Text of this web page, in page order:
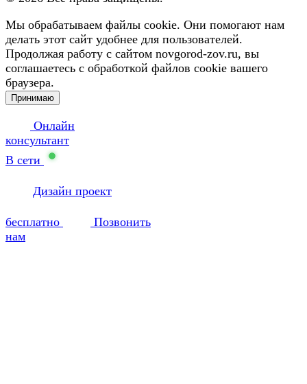
Мы обрабатываем файлы cookie. Они помогают нам
делать этот сайт удобнее для пользователей.
Продолжая работу с сайтом novgorod-zov.ru, вы
соглашаетесь с обработкой файлов cookie вашего
браузера.
Принимаю
Онлайн
консультант
В сети
Дизайн проект
бесплатно
Позвонить
нам